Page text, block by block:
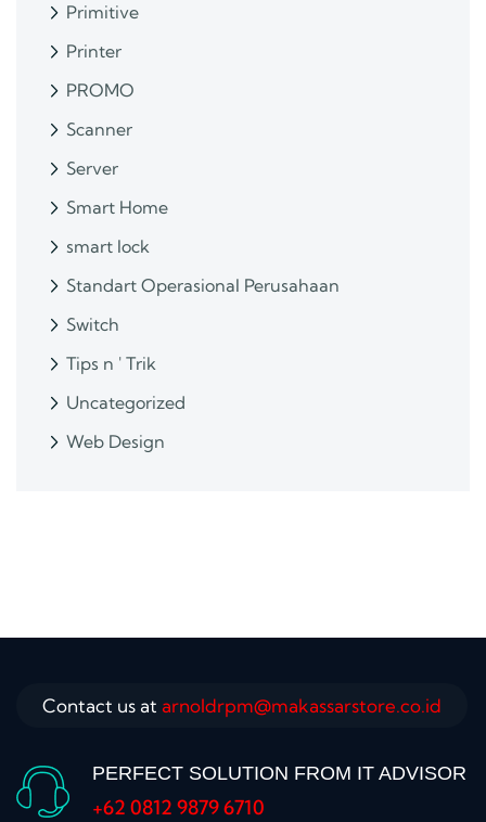
Primitive
Printer
PROMO
Scanner
Server
Smart Home
smart lock
Standart Operasional Perusahaan
Switch
Tips n ' Trik
Uncategorized
Web Design
Contact us at arnoldrpm@makassarstore.co.id
PERFECT SOLUTION FROM IT ADVISOR
+62 0812 9879 6710